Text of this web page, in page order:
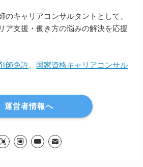
のキャリアコンサルタントとして、
ア支援・働き方の悩みの解決を応援
師免許
国家資格キャリアコンサル
運営者情報へ